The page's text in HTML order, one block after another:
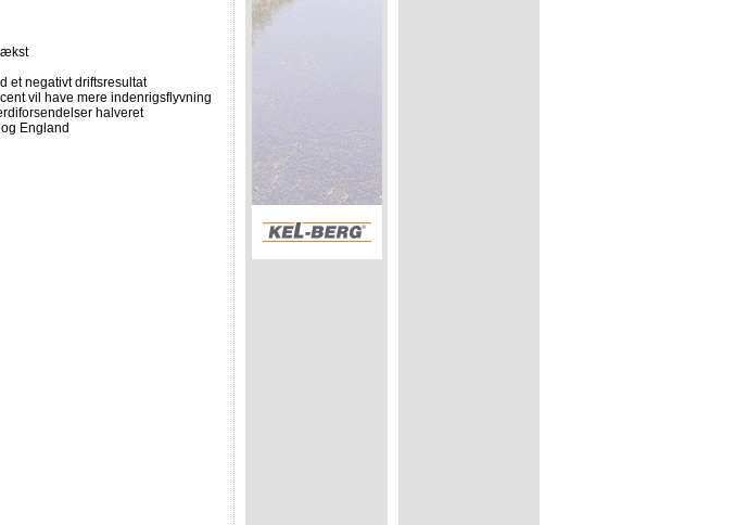
et negativt driftsresultat
vil have mere indenrigsflyvning
halveret
England